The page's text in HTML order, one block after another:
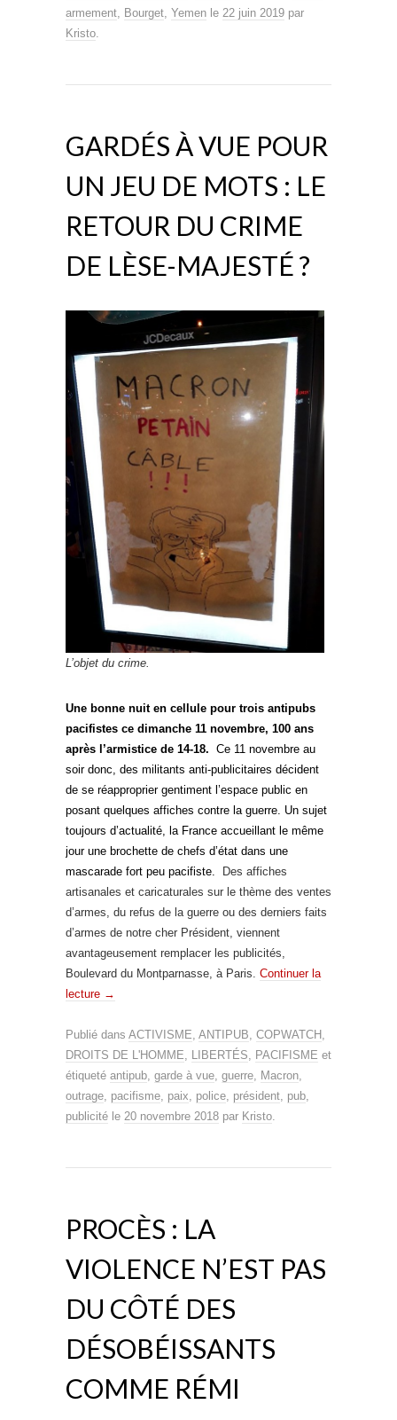
armement
Bourget Yemen le 22 juin 2019 par
Kristo
GARDÉS À VUE POUR
UN JEU DE MOTS : LE
RETOUR DU CRIME
DE LÈSE-MAJESTÉ ?
L’objet du crime.
Une bonne nuit en cellule pour trois antipubs
pacifistes ce dimanche 11 novembre, 100 ans
après l’armistice de 14-18. Ce 11 novembre au
soir donc, des militants anti-publicitaires décident
de se réapproprier gentiment l’espace public en
posant quelques affiches contre la guerre. Un sujet
toujours d’actualité, la France accueillant le même
jour une brochette de chefs d’état dans une
mascarade fort peu pacifiste.
Des affiches
artisanales et caricaturales sur le thème des ventes
d’armes, du refus de la guerre ou des derniers faits
d’armes de notre cher Président, viennent
avantageusement remplacer les publicités,
Boulevard du Montparnasse, à Paris. Continuer la
lecture →
Publié dans ACTIVISME, ANTIPUB, COPWATCH ,
DROITS DE L'HOMME, LIBERTÉS, PACIFISME et
étiqueté antipub, garde à vue, guerre, Macron,
outrage, pacifisme, paix, police, président, pub,
publicité le 20 novembre 2018 par Kristo.
PROCÈS : LA
VIOLENCE N’EST PAS
DU CÔTÉ DES
DÉSOBÉISSANTS
COMME RÉMI